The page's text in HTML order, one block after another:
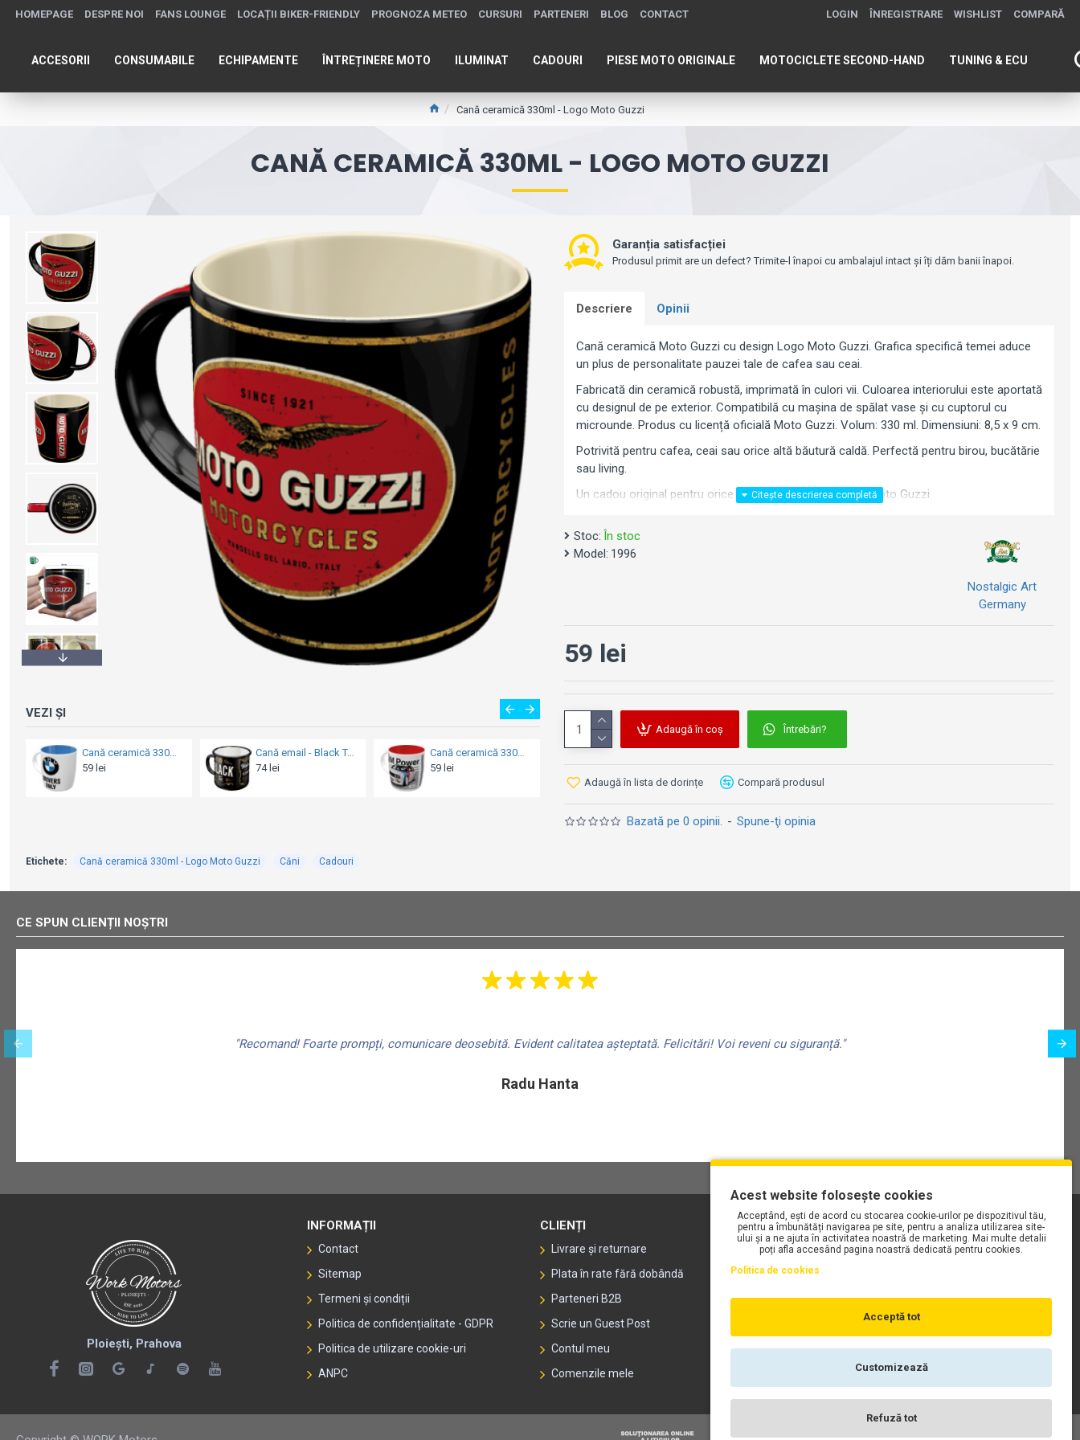
HOMEPAGE DESPRE NOI FANS LOUNGE LOCAȚII BIKER-FRIENDLY PROGNOZA METEO CURSURI PARTENERI BLOG CONTACT LOGIN ÎNREGISTRARE WISHLIST COMPARĂ
ACCESORII CONSUMABILE ECHIPAMENTE ÎNTREȚINERE MOTO ILUMINAT CADOURI PIESE MOTO ORIGINALE MOTOCICLETE SECOND-HAND TUNING & ECU
Cană ceramică 330ml - Logo Moto Guzzi
CANĂ CERAMICĂ 330ML - LOGO MOTO GUZZI
VEZI ȘI
Cană email - Black Tea - Ceai Negru
Cană ceramică 330ml - BMW M Power
Cană ceramică 330ml - Vespa Italian Classic - Clasic Italienesc
59 lei
59 lei
59 lei
Garanția satisfacției
Produsul primit are un defect? Trimite-l înapoi cu ambalajul intact și îți dăm banii înapoi.
Descriere Opinii
Cană ceramică Moto Guzzi cu design Logo Moto Guzzi. Grafica specifică temei aduce
un plus de personalitate pauzei tale de cafea sau ceai.
Fabricată din ceramică robustă, imprimată în culori vii. Culoarea interiorului este aportată
cu designul de pe exterior. Compatibilă cu mașina de spălat vase și cu cuptorul cu
microunde. Produs cu licență oficială Moto Guzzi. Volum: 330 ml. Dimensiuni: 8,5 x 9 cm.
Potrivită pentru cafea, ceai sau orice altă băutură caldă. Perfectă pentru birou, bucătărie
sau living.
Un cadou original pentru orice pasionat de motociclete Moto Guzzi.
Stoc: În stoc
Model: 1996
Nostalgic Art
Germany
Bazată pe 0 opinii. - Spune-ţi opinia
59 lei
Adaugă în coș Întrebări?
Adaugă în lista de dorințe Compară produsul
Etichete: Cană ceramică 330ml - Logo Moto Guzzi Căni Cadouri
CE SPUN CLIENȚII NOȘTRI
"Recomand! Foarte prompți, comunicare deosebită. Evident calitatea așteptată. Felicitări! Voi reveni cu siguranță."
Radu Hanta
Ploiești, Prahova
INFORMAȚII
Contact
Sitemap
Termeni și condiții
Politica de confidențialitate - GDPR
Politica de utilizare cookie-uri
ANPC
CLIENȚI
Livrare și returnare
Plata în rate fără dobândă
Parteneri B2B
Scrie un Guest Post
Contul meu
Comenzile mele
PLAYLIST-UL WORK MOTORS PE SPOTIFY
Acest website folosește cookies
Acceptând, ești de acord cu stocarea cookie-urilor pe dispozitivul tău,
pentru a îmbunătăți navigarea pe site, pentru a analiza utilizarea site-
ului și a ne ajuta în activitatea noastră de marketing. Mai multe detalii
poți afla accesând pagina noastră dedicată pentru cookies.
Politica de cookies
Acceptă tot
Customizează
Refuză tot